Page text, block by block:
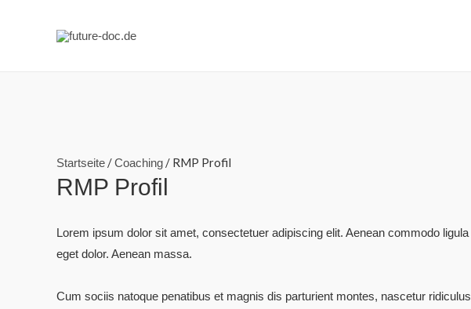
Startseite/Coaching/ RMP Profil
RMP Profil
Lorem ipsum dolor sit amet, consectetuer adipiscing elit. Aenean commodo ligula
eget dolor. Aenean massa.
Cum sociis natoque penatibus et magnis dis parturient montes, nascetur ridiculus